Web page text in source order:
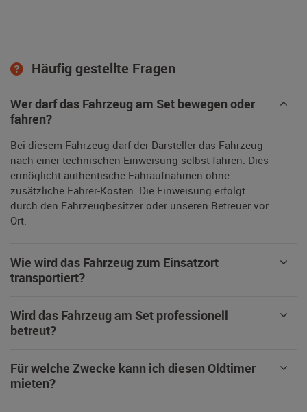
Häufig gestellte Fragen
Wer darf das Fahrzeug am Set bewegen oder
fahren?
Bei diesem Fahrzeug darf der Darsteller das Fahrzeug
nach einer technischen Einweisung selbst fahren. Dies
ermöglicht authentische Fahraufnahmen ohne
zusätzliche Fahrer-Kosten. Die Einweisung erfolgt
durch den Fahrzeugbesitzer oder unseren Betreuer vor
Ort.
Wie wird das Fahrzeug zum Einsatzort
transportiert?
Wird das Fahrzeug am Set professionell
betreut?
Für welche Zwecke kann ich diesen Oldtimer
mieten?